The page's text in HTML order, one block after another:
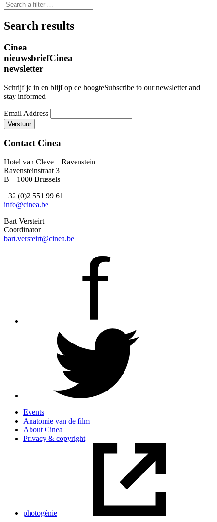
Search results
Cinea
nieuwsbriefCinea
newsletter
Schrijf je in en blijf op de hoogteSubscribe to our newsletter and
stay informed
Email Address
Contact Cinea
Hotel van Cleve – Ravenstein
Ravensteinstraat 3
B – 1000 Brussels
+32 (0)2 551 99 61
info@cinea.be
Bart Versteirt
Coordinator
bart.versteirt@cinea.be
Events
Anatomie van de film
About Cinea
Privacy & copyright
photogénie